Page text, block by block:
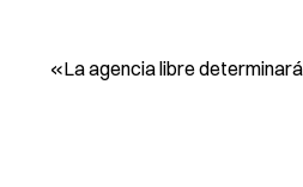
«La agencia libre